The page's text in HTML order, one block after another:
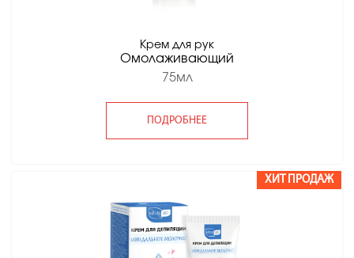
Крем для рук
Омолаживающий
75мл
ПОДРОБНЕЕ
ХИТ ПРОДАЖ